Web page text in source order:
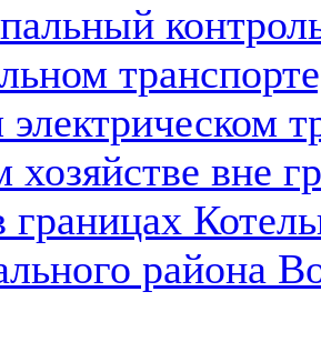
вне
границах
района